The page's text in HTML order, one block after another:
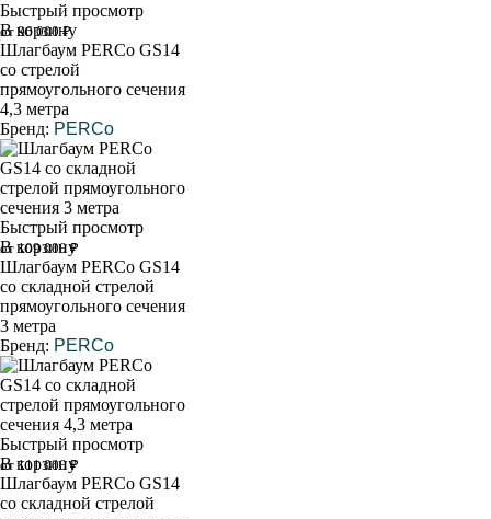
Быстрый просмотр
В корзину
от 96 000 ₽
Шлагбаум PERCo GS14
со стрелой
прямоугольного сечения
4,3 метра
Бренд: PERCo
Быстрый просмотр
В корзину
от 109 000 ₽
Шлагбаум PERCo GS14
со складной стрелой
прямоугольного сечения
3 метра
Бренд: PERCo
Быстрый просмотр
В корзину
от 111 000 ₽
Шлагбаум PERCo GS14
со складной стрелой